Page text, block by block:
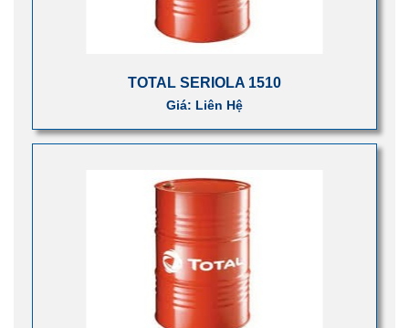
TOTAL SERIOLA 1510
Giá: Liên Hệ